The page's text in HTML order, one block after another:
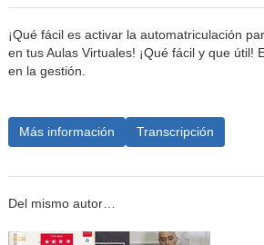
¡Qué fácil es activar la automatriculación
en tus Aulas Virtuales! ¡Qué fácil y que útil!
en la gestión.
Más información Transcripción
Del mismo autor…